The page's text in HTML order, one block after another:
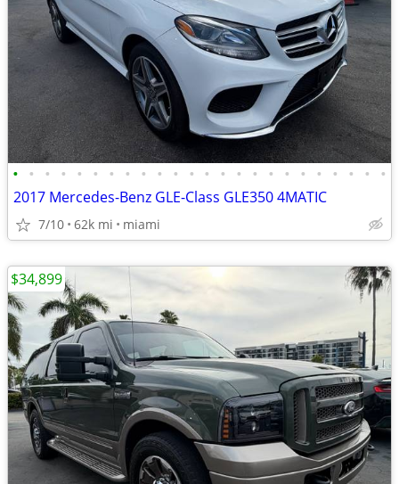
• • • • • • • • • • • • • • • • • • • • • • • •
2017 Mercedes-Benz GLE-Class GLE350 4MATIC
7/10 62k mi miami
$34,899